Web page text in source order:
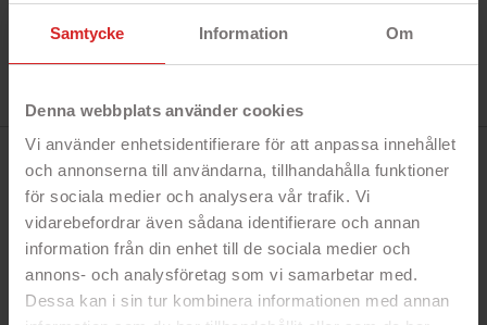
Samtycke Information Om
Denna webbplats använder cookies
Vi använder enhetsidentifierare för att anpassa innehållet
och annonserna till användarna, tillhandahålla funktioner
för sociala medier och analysera vår trafik. Vi
vidarebefordrar även sådana identifierare och annan
information från din enhet till de sociala medier och
annons- och analysföretag som vi samarbetar med.
Dessa kan i sin tur kombinera informationen med annan
Kingston
DTXON/128GB
0 Produkt
BESKRIVNING
Snabbfakta!
- 128 GB minne
- Snabba överföringar med USB 3.2